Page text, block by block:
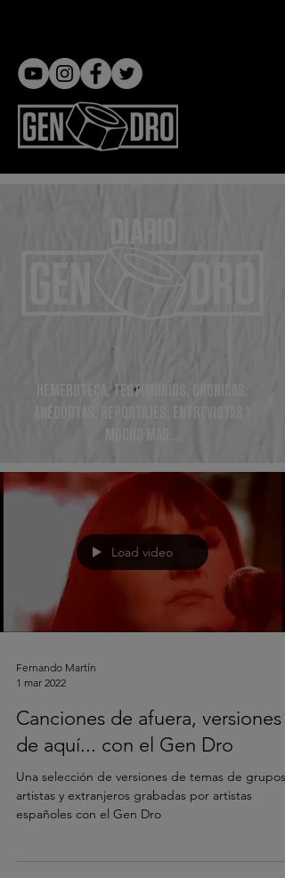
DIARIO
HEMEROTECA, TESTIMONIOS, CRÓNICAS,
ANÉCDOTAS, REPORTAJES, ENTREVISTAS Y
Load video
Fernando Martín
1 mar 2022
Canciones de afuera, versiones
de aquí... con el Gen Dro
Una selección de versiones de temas de grupos
artistas y extranjeros grabadas por artistas
españoles con el Gen Dro